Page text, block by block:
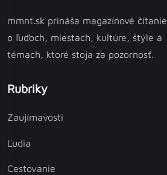
mmnt.sk prináša magazínové čítanie
o ľuďoch, miestach, kultúre, štýle a
témach, ktoré stoja za pozornosť.
Rubriky
Zaujímavosti
Ľudia
Cestovanie